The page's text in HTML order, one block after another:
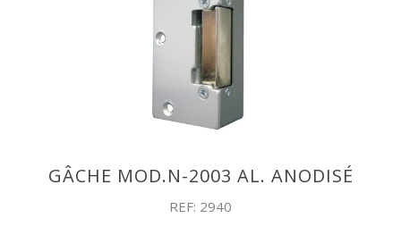
GÂCHE MOD.N-2003 AL. ANODISÉ
REF: 2940